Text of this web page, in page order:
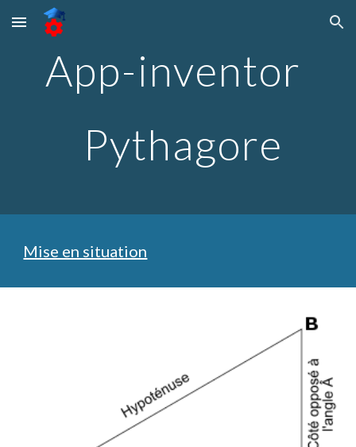
Skip to main content Skip to navigation
App-inventor
Pythagore
Mise en situation